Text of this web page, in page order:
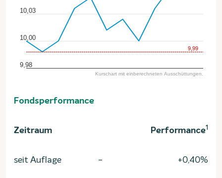
9,99
9,98
10,00
10,03
Kurschart mit einberechneten Ausschüttungen.
Fondsperformance
Zeitraum Performance1
seit Auflage - +0,40%